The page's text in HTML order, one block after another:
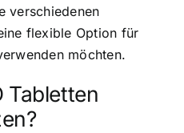
verschiedenen
flexible Option für
möchten.
Tabletten